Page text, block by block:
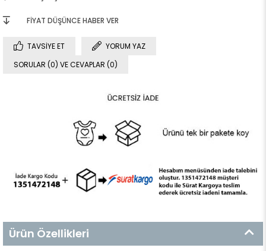
FIYAT DÜŞÜNCE HABER VER
TAVSIYE ET
YORUM YAZ
SORULAR (0) VE CEVAPLAR (0)
Ürün Özellikleri